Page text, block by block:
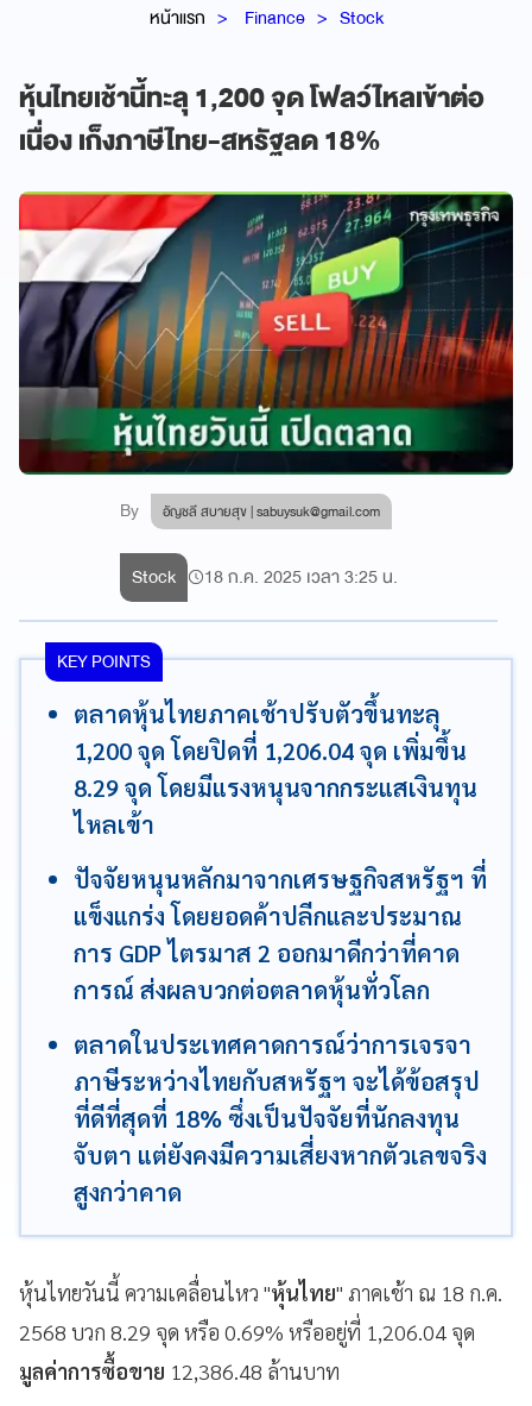
หน้าแรก Finance Stock
หุ้นไทยเช้านี้ทะลุ 1,200 จุด โฟลว์ไหลเข้าต่อ
เนื่อง เก็งภาษีไทย-สหรัฐลด 18%
By อัญชลี สบายสุข |sabuysuk@gmail.com
Stock 18 ก.ค. 2025 เวลา 3:25 น.
KEY POINTS
ตลาดหุ้นไทยภาคเช้าปรับตัวขึ้นทะลุ
1,200 จุด โดยปิดที่ 1,206.04 จุด เพิ่มขึ้น
8.29 จุด โดยมีแรงหนุนจากกระแสเงินทุน
ไหลเข้า
ปัจจัยหนุนหลักมาจากเศรษฐกิจสหรัฐฯ ที่
แข็งแกร่ง โดยยอดค้าปลีกและประมาณ
การ GDP ไตรมาส 2 ออกมาดีกว่าที่คาด
การณ์ ส่งผลบวกต่อตลาดหุ้นทั่วโลก
ตลาดในประเทศคาดการณ์ว่าการเจรจา
ภาษีระหว่างไทยกับสหรัฐฯ จะได้ข้อสรุป
ที่ดีที่สุดที่ 18% ซึ่งเป็นปัจจัยที่นักลงทุน
จับตา แต่ยังคงมีความเสี่ยงหากตัวเลขจริง
สูงกว่าคาด
หุ้นไทยวันนี้ ความเคลื่อนไหว "หุ้นไทย" ภาคเช้า ณ 18 ก.ค.
2568 บวก 8.29 จุด หรือ 0.69% หรืออยู่ที่ 1,206.04 จุด
มูลค่าการซื้อขาย 12,386.48 ล้านบาท